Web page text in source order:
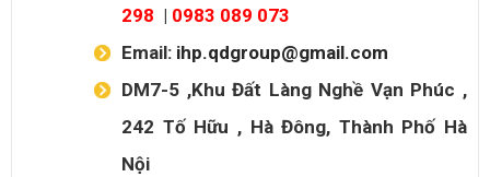
298 | 0983 089 073
Email: ihp.qdgroup@gmail.com
DM7-5 ,Khu Đất Làng Nghề Vạn Phúc ,
242 Tố Hữu , Hà Đông, Thành Phố Hà
Nội